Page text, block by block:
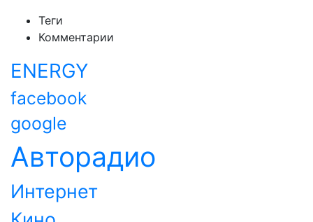
Теги
Комментарии
ENERGY
facebook
google
Авторадио
Интернет